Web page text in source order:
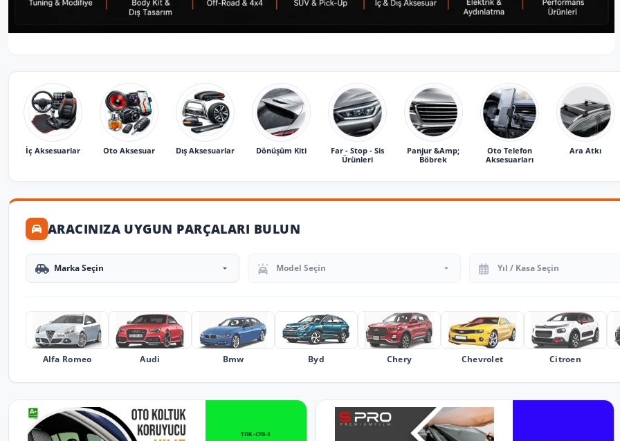
İç Aksesuarlar Oto Aksesuar Dış Aksesuarlar Dönüşüm Kiti
Far - Stop - Sis
Ürünleri
Panjur &Amp;
Böbrek
Oto Telefon
Aksesuarları
Ara Atkı
ARACINIZA UYGUN PARÇALARI BULUN
Marka Seçin Model Seçin Yıl Seçin
Alfa Romeo Audi Bmw Byd Chery Chevrolet Citroen
TOK-CFB-3